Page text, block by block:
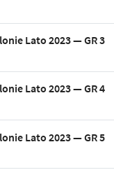
Lato 2023 — GR 3
Lato 2023 — GR 4
Lato 2023 — GR 5